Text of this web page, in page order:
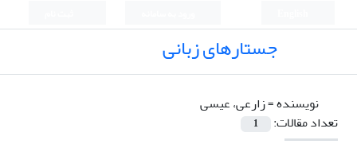
جستارهای زبانی
نویسنده =زارعی، عیسی
تعداد مقالات:
1